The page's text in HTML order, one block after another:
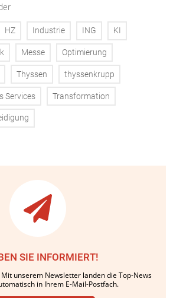
HZ Industrie ING KI
Messe Optimierung
Thyssen thyssenkrupp
Services Transformation
SIE INFORMIERT!
Mit unserem Newsletter landen die Top-News
in Ihrem E-Mail-Postfach.